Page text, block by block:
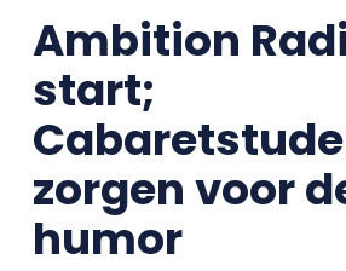
Ambition
start;
zorgen voor
humor